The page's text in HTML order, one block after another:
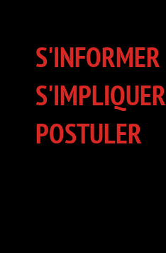
S'INFORMER
S'IMPLIQUER
POSTULER